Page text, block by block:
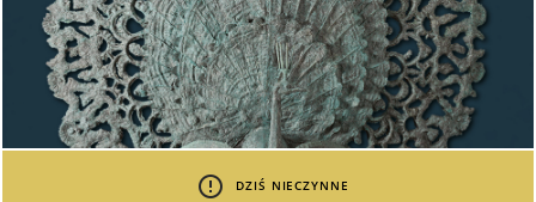
DZIŚ NIECZYNNE